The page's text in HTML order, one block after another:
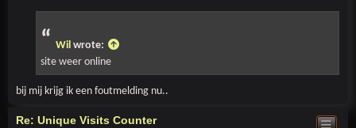
Wil wrote:
site weer online
bij mij krijg ik een foutmelding nu..
Re: Unique Visits Counter